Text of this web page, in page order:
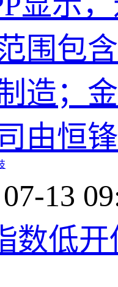
围包
造；
由恒
07-13
数低